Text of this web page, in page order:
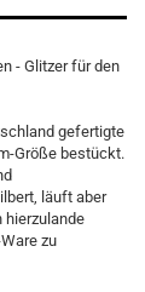
- Glitzer für den
gefertigte
Größe bestückt.
läuft aber
hierzulande
zu